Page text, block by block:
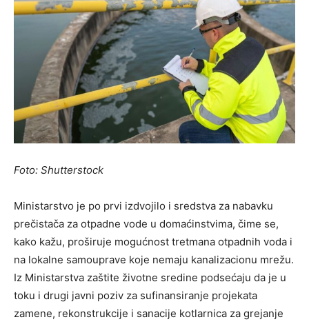
Foto: Shutterstock
Ministarstvo je po prvi izdvojilo i sredstva za nabavku
prečistača za otpadne vode u domaćinstvima, čime se,
kako kažu, proširuje mogućnost tretmana otpadnih voda i
na lokalne samouprave koje nemaju kanalizacionu mrežu.
Iz Ministarstva zaštite životne sredine podsećaju da je u
toku i drugi javni poziv za sufinansiranje projekata
zamene, rekonstrukcije i sanacije kotlarnica za grejanje